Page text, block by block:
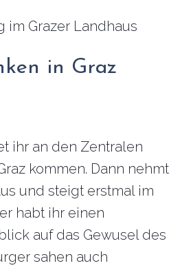
in Graz
ihr an den Zentralen
kommen. Dann nehmt
und steigt erstmal im
habt ihr einen
auf das Gewusel des
sahen auch